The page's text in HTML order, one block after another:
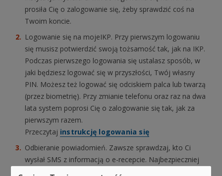
prosiła Cię o zalogowanie się, żeby sprawdzić coś na
Twoim koncie.
Logowanie się na mojeIKP. Przy pierwszym logowaniu
się musisz potwierdzić swoją tożsamość tak, jak na IKP.
Podczas pierwszego logowania się ustalasz sposób, w
jaki będziesz logować się w przyszłości, Twój własny
PIN. Możesz też logować się odciskiem palca lub twarzą
(przez biometrię). Przy zmianie telefonu oraz raz na dwa
lata system poprosi Cię o zalogowanie się tak, jak za
pierwszym razem.
Przeczytaj instrukcję logowania się
Odbieranie powiadomień. Zawsze sprawdzaj, kto Ci
wysłał SMS z informacją o e-recepcie. Najbezpieczniej